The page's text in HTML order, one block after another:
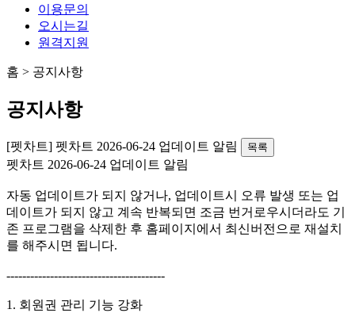
이용문의
오시는길
원격지원
홈 > 공지사항
공지사항
[펫차트] 펫차트 2026-06-24 업데이트 알림 목록
펫차트 2026-06-24 업데이트 알림
자동 업데이트가 되지 않거나, 업데이트시 오류 발생 또는 업
데이트가 되지 않고 계속 반복되면 조금 번거로우시더라도 기
존 프로그램을 삭제한 후 홈페이지에서 최신버전으로 재설치
를 해주시면 됩니다.
----------------------------------------
1. 회원권 관리 기능 강화